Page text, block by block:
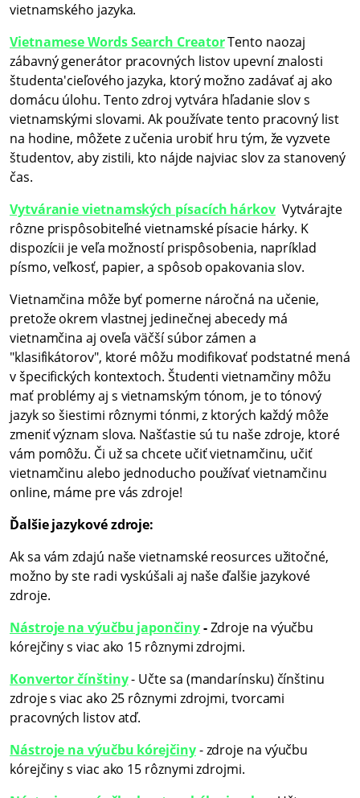
vietnamského jazyka.
Vietnamese Words Search CreatorTento naozaj
zábavný generátor pracovných listov upevní znalosti
študenta'cieľového jazyka, ktorý možno zadávať aj ako
domácu úlohu. Tento zdroj vytvára hľadanie slov s
vietnamskými slovami. Ak používate tento pracovný list
na hodine, môžete z učenia urobiť hru tým, že vyzvete
študentov, aby zistili, kto nájde najviac slov za stanovený
čas.
Vytváranie vietnamských písacích hárkov Vytvárajte
rôzne prispôsobiteľné vietnamské písacie hárky. K
dispozícii je veľa možností prispôsobenia, napríklad
písmo, veľkosť, papier, a spôsob opakovania slov.
Vietnamčina môže byť pomerne náročná na učenie,
pretože okrem vlastnej jedinečnej abecedy má
vietnamčina aj oveľa väčší súbor zámen a
"klasifikátorov", ktoré môžu modifikovať podstatné mená
v špecifických kontextoch. Študenti vietnamčiny môžu
mať problémy aj s vietnamským tónom, je to tónový
jazyk so šiestimi rôznymi tónmi, z ktorých každý môže
zmeniť význam slova. Našťastie sú tu naše zdroje, ktoré
vám pomôžu. Či už sa chcete učiť vietnamčinu, učiť
vietnamčinu alebo jednoducho používať vietnamčinu
online, máme pre vás zdroje!
Ďalšie jazykové zdroje:
Ak sa vám zdajú naše vietnamské reosurces užitočné,
možno by ste radi vyskúšali aj naše ďalšie jazykové
zdroje.
Nástroje na výučbu japončiny-Zdroje na výučbu
kórejčiny s viac ako 15 rôznymi zdrojmi.
Konvertor čínštiny- Učte sa (mandarínsku) čínštinu
zdroje s viac ako 25 rôznymi zdrojmi, tvorcami
pracovných listov atď.
Nástroje na výučbu kórejčiny- zdroje na výučbu
kórejčiny s viac ako 15 rôznymi zdrojmi.